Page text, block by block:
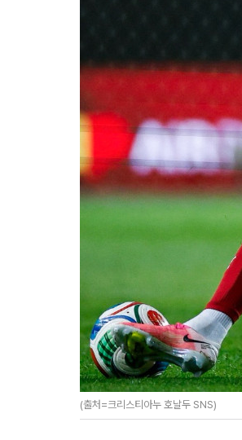
(출처=크리스티아누 호날두 SNS)